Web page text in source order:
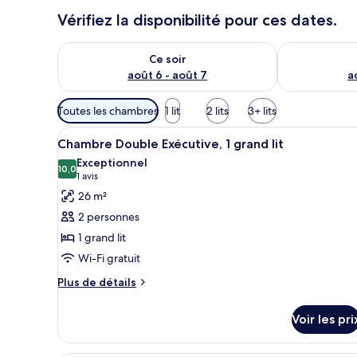
Vérifiez la disponibilité pour ces dates.
Ce soir
août 6 - août 7
Vérifier la disponibilité pour ce soir août 6 - août 7
Vérifier la
Filtres
disponibles
pour
les
chambres
Toutes les chambres 1 lit 2 lits 3+ lits
Afficher
toutes
les
photos
pour
ce
type
de
chambre :
Exécutive,
Une chambre d’hôtel
23
Chambre Double Exécutive, 1 grand lit
10,010,0 sur 10
Exceptionnel
1 avis
(1 avis)
26 m²
2 personnes
1 grand lit
Wi-Fi gratuit
Plus de détails
Plus
le
type
Voir les